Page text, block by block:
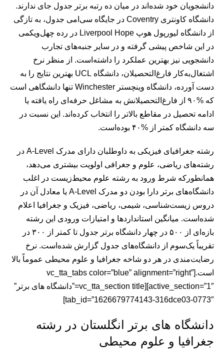
دانشجویان خود شده‌اند در میان ده رتبه برتر جدول جای ندارند.
دانشگاه کاونتری Coventry در جایگاه سی‌امی جدول، به تازگی
از دانشگاه لیورپول هوپ Liverpool Hope در رده چهل‌ویکمی
در این شاخص پیشی گرفته و در سایر جنبه‌های تجارب
دانشجویی نیز بهترین عملکرد را داشته‌است. از منظر نرخ
اشتغال‌به‌کار فارغ‌التحصیلان، دانشگاه UCL بهترین نتایج را به
دست آورده‌، دانشگاه وینچستر Winchester تنها دانشگاهی است
که %۹۰ از فارغ‌التحصیلانش به مشاغل حرفه‌ای راه یافته یا
ادامه تحصیل در مقاطع بالاتر را انتخاب کرده‌اند. این نسبت در
سه دانشگاه کمتر از %۴۰ بوده‌است.
رشته جغرافیای فیزیکی به داوطلبان دارای مدرک A-Level در
رشته‌های ریاضی، علوم و جغرافی اولویت بیشتری می‌دهد،
همانطورکه شرط ورود به رشته علوم محیط‌زیست در اغلب
دانشگاه‌های برتر دارا بودن دو مدرک A-Level یا معادل آن در
دروس زیست‌شناسی، شیمی، ریاضی، فیزیک و جغرافیا اعلام
شده‌است. میانگین استانداردها و امتیازات ورودی این رشته
بازه‌ای‌ از ۵۰۰ در چهار دانشگاه برتر جدول تا کمتر از ۳۰۰ در
تقریباً یک‌سوم از دانشگاه‌های جدول گزارش شده‌است. نرخ
رضایت‌مندی در هر دو شاخه جغرافیا و علوم محیطی عموماً بالا
است.[vc_tta_tabs color=”blue” alignment=”right”
active_section=”1″][vc_tta_section title=”دانشگاه های برتر”
tab_id=”1626679774143-316dce03-0773″]
دانشگاه های برتر انگلستان در رشته
جغرافیا و علوم محیطی